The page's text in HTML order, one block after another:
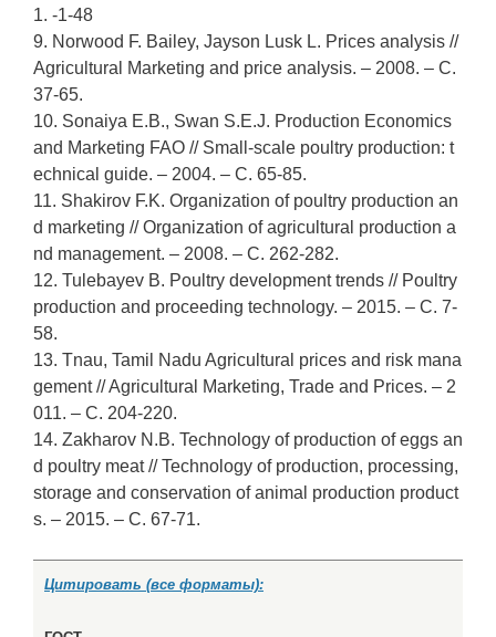
1. -1-48
9. Norwood F. Bailey, Jayson Lusk L. Prices analysis //
Agricultural Marketing and price analysis. – 2008. – С.
37-65.
10. Sonaiya E.B., Swan S.E.J. Production Economics
and Marketing FAO // Small-scale poultry production: t
echnical guide. – 2004. – С. 65-85.
11. Shakirov F.K. Organization of poultry production an
d marketing // Organization of agricultural production a
nd management. – 2008. – С. 262-282.
12. Tulebayev B. Poultry development trends // Poultry
production and proceeding technology. – 2015. – С. 7-
58.
13. Tnau, Tamil Nadu Agricultural prices and risk mana
gement // Agricultural Marketing, Trade and Prices. – 2
011. – С. 204-220.
14. Zakharov N.B. Technology of production of eggs an
d poultry meat // Technology of production, processing,
storage and conservation of animal production product
s. – 2015. – С. 67-71.
Цитировать (все форматы):